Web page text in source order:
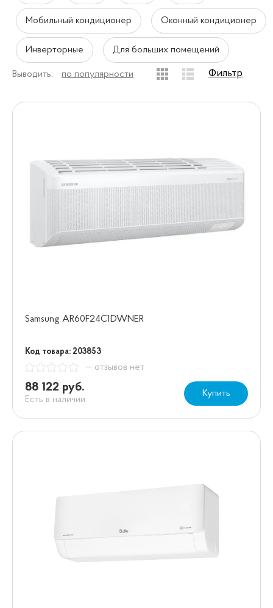
Мобильный кондиционер Оконный кондиционер
Инверторные Для больших помещений
Выводить: по популярности Фильтр
Samsung AR60F24C1DWNER
Код товара: 203853
— отзывов нет
88 122 руб.
Есть в наличии
Купить